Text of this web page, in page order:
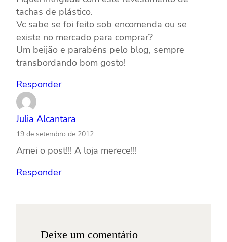
tachas de plástico.
Vc sabe se foi feito sob encomenda ou se
existe no mercado para comprar?
Um beijão e parabéns pelo blog, sempre
transbordando bom gosto!
Responder
Julia Alcantara
19 de setembro de 2012
Amei o post!!! A loja merece!!!
Responder
Deixe um comentário